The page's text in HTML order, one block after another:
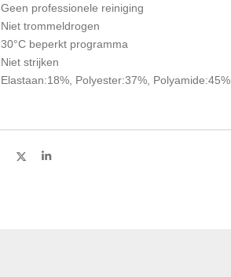
Geen professionele reiniging
Niet trommeldrogen
30°C beperkt programma
Niet strijken
Elastaan:18%, Polyester:37%, Polyamide:45%
D
S